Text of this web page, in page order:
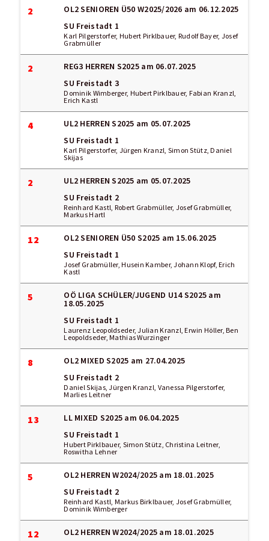
2 OL2 SENIOREN Ü50 W2025/2026 am 06.12.2025
SU Freistadt 1
Karl Pilgerstorfer, Hubert Pirklbauer, Rudolf Bayer, Josef
Grabmüller
2 REG3 HERREN S2025 am 06.07.2025
SU Freistadt 3
Dominik Wimberger, Hubert Pirklbauer, Fabian Kranzl,
Erich Kastl
4 UL2 HERREN S2025 am 05.07.2025
SU Freistadt 1
Karl Pilgerstorfer, Jürgen Kranzl, Simon Stütz, Daniel
Skijas
2 UL2 HERREN S2025 am 05.07.2025
SU Freistadt 2
Reinhard Kastl, Robert Grabmüller, Josef Grabmüller,
Markus Hartl
12 OL2 SENIOREN Ü50 S2025 am 15.06.2025
SU Freistadt 1
Josef Grabmüller, Husein Kamber, Johann Klopf, Erich
Kastl
5 OÖ LIGA SCHÜLER/JUGEND U14 S2025 am
18.05.2025
SU Freistadt 1
Laurenz Leopoldseder, Julian Kranzl, Erwin Höller, Ben
Leopoldseder, Mathias Wurzinger
8 OL2 MIXED S2025 am 27.04.2025
SU Freistadt 2
Daniel Skijas, Jürgen Kranzl, Vanessa Pilgerstorfer,
Marlies Leitner
13 LL MIXED S2025 am 06.04.2025
SU Freistadt 1
Hubert Pirklbauer, Simon Stütz, Christina Leitner,
Roswitha Lehner
5 OL2 HERREN W2024/2025 am 18.01.2025
SU Freistadt 2
Reinhard Kastl, Markus Birklbauer, Josef Grabmüller,
Dominik Wimberger
12 OL2 HERREN W2024/2025 am 18.01.2025